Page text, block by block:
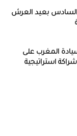
السادس بعيد العرش
المغرب على
استراتيجية